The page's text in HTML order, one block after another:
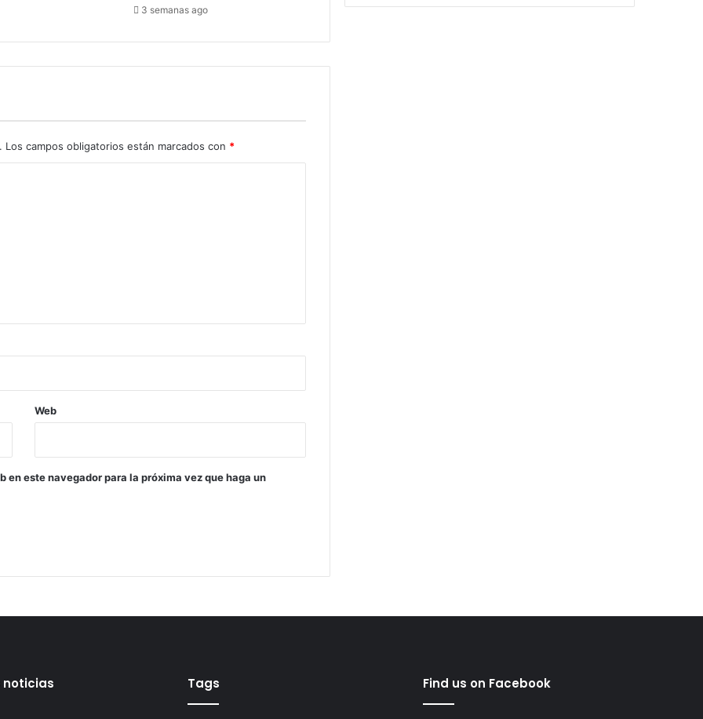
3 semanas ago
Los campos obligatorios están marcados con *
Web
este navegador para la próxima vez que haga un
noticias Tags Find us on Facebook